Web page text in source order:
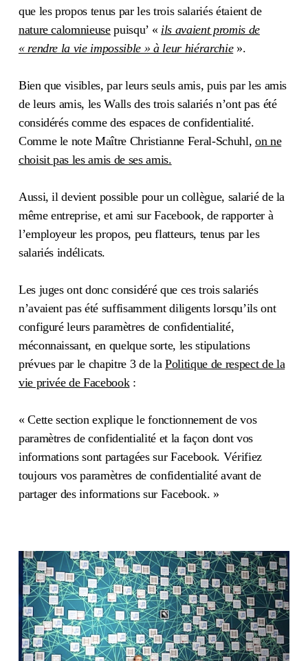
que les propos tenus par les trois salariés étaient de
nature calomnieusepuisqu’ « ils avaient promis de
« rendre la vie impossible » à leur hiérarchie».
Bien que visibles, par leurs seuls amis, puis par les amis
de leurs amis, les Walls des trois salariés n’ont pas été
considérés comme des espaces de confidentialité.
Comme le note Maître Christianne Feral-Schuhl, on ne
choisit pas les amis de ses amis.
Aussi, il devient possible pour un collègue, salarié de la
même entreprise, et ami sur Facebook, de rapporter à
l’employeur les propos, peu flatteurs, tenus par les
salariés indélicats.
Les juges ont donc considéré que ces trois salariés
n’avaient pas été suffisamment diligents lorsqu’ils ont
configuré leurs paramètres de confidentialité,
méconnaissant, en quelque sorte, les stipulations
prévues par le chapitre 3 de la Politique de respect de la
vie privée de Facebook:
« Cette section explique le fonctionnement de vos
paramètres de confidentialité et la façon dont vos
informations sont partagées sur Facebook. Vérifiez
toujours vos paramètres de confidentialité avant de
partager des informations sur Facebook. »